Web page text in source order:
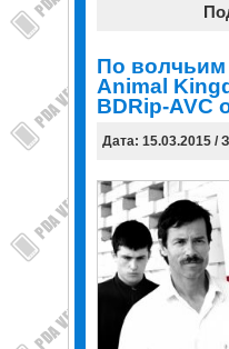
По волчьим
Animal
BDRip-AVC
Дата: 15.03.2015 /